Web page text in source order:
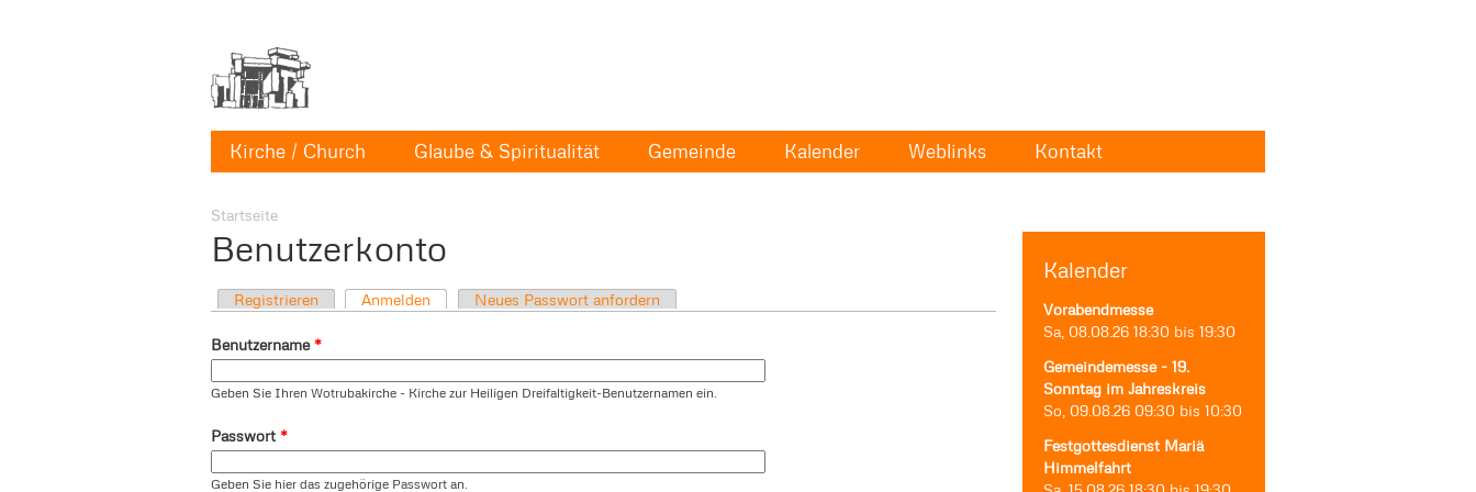
Kirche / Church Glaube & Spiritualität Gemeinde Kalender Weblinks Kontakt
Startseite
Kalender
Vorabendmesse
Sa, 08.08.26 18:30 bis 19:30
Gemeindemesse - 19.
Sonntag im Jahreskreis
So, 09.08.26 09:30 bis 10:30
Festgottesdienst Mariä
Himmelfahrt
Benutzerkonto
Registrieren Anmelden Neues Passwort anfordern
Benutzername *
Geben Sie Ihren Wotrubakirche - Kirche zur Heiligen Dreifaltigkeit-Benutzernamen ein.
Passwort *
Geben Sie hier das zugehörige Passwort an.